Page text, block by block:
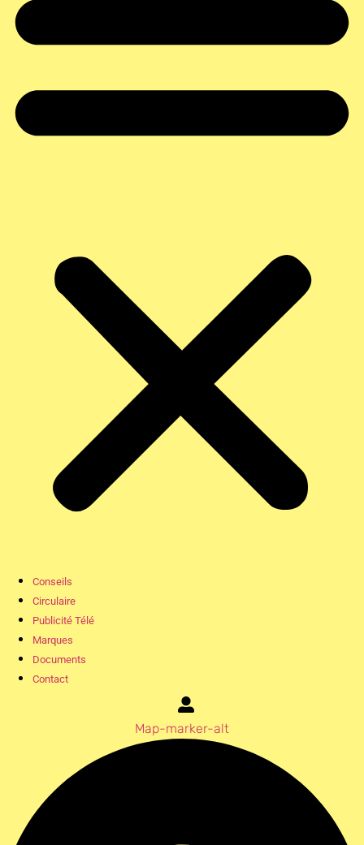
Conseils
Circulaire
Publicité Télé
Marques
Documents
Contact
Map-marker-alt